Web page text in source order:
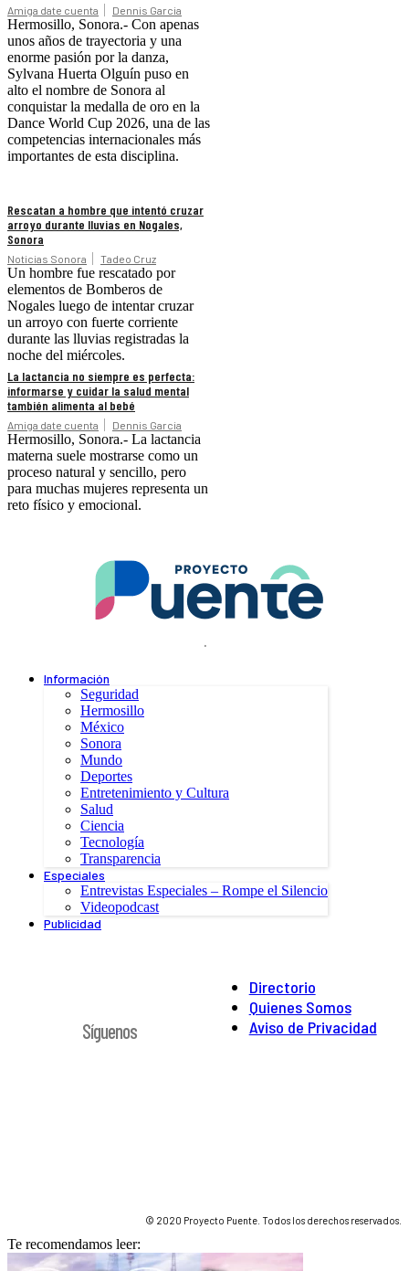
Amiga date cuenta Dennis Garcia
Hermosillo, Sonora.- Con apenas
unos años de trayectoria y una
enorme pasión por la danza,
Sylvana Huerta Olguín puso en
alto el nombre de Sonora al
conquistar la medalla de oro en la
Dance World Cup 2026, una de las
competencias internacionales más
importantes de esta disciplina.
Rescatan a hombre que intentó cruzar
arroyo durante lluvias en Nogales,
Sonora
Noticias Sonora Tadeo Cruz
Un hombre fue rescatado por
elementos de Bomberos de
Nogales luego de intentar cruzar
un arroyo con fuerte corriente
durante las lluvias registradas la
noche del miércoles.
La lactancia no siempre es perfecta:
informarse y cuidar la salud mental
también alimenta al bebé
Amiga date cuenta Dennis Garcia
Hermosillo, Sonora.- La lactancia
materna suele mostrarse como un
proceso natural y sencillo, pero
para muchas mujeres representa un
reto físico y emocional.
.
Información
Seguridad
Hermosillo
México
Sonora
Mundo
Deportes
Entretenimiento y Cultura
Salud
Ciencia
Tecnología
Transparencia
Especiales
Entrevistas Especiales – Rompe el Silencio
Videopodcast
Publicidad
Directorio
Quienes Somos
Aviso de Privacidad
Síguenos
© 2020 Proyecto Puente. Todos los derechos reservados.
Te recomendamos leer: